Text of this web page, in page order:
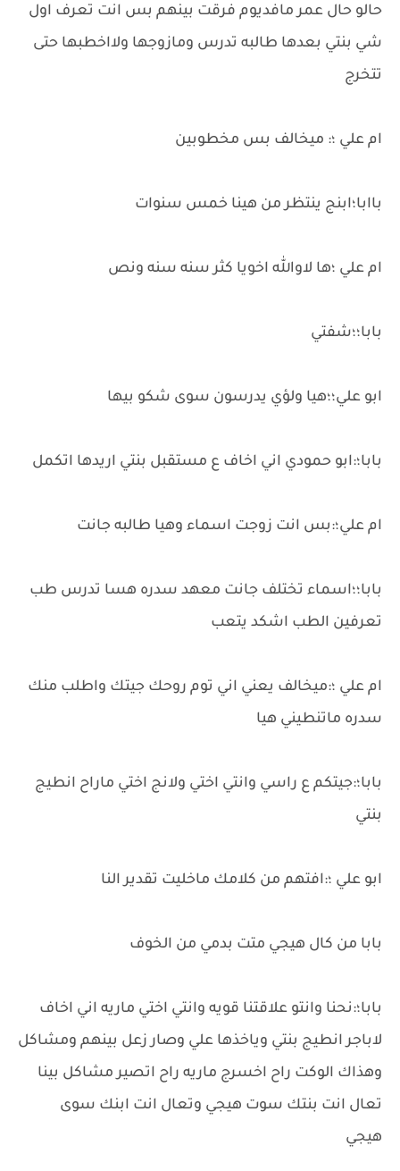
حالو حال عمر مافديوم فرقت بينهم بس انت تعرف اول
شي بنتي بعدها طالبه تدرس ومازوجها ولااخطبها حتى
تتخرج
ام علي ؛: ميخالف بس مخطوبين
باابا؛ابنج ينتظر من هينا خمس سنوات
ام علي ؛ها لاوالله اخويا كثر سنه سنه ونص
بابا؛؛شفتي
ابو علي؛؛هيا ولؤي يدرسون سوى شكو بيها
بابا؛:ابو حمودي اني اخاف ع مستقبل بنتي اريدها اتكمل
ام علي؛:بس انت زوجت اسماء وهيا طالبه جانت
بابا؛؛اسماء تختلف جانت معهد سدره هسا تدرس طب
تعرفين الطب اشكد يتعب
ام علي ؛:ميخالف يعني اني توم روحك جيتك واطلب منك
سدره ماتنطيني هيا
بابا؛:جيتكم ع راسي وانتي اختي ولانج اختي ماراح انطيج
بنتي
ابو علي ؛:افتهم من كلامك ماخليت تقدير النا
بابا من كال هيجي متت بدمي من الخوف
بابا؛:نحنا وانتو علاقتنا قويه وانتي اختي ماريه اني اخاف
لاباجر انطيج بنتي وياخذها علي وصار زعل بينهم ومشاكل
وهذاك الوكت راح اخسرج ماريه راح اتصير مشاكل بينا
تعال انت بنتك سوت هيجي وتعال انت ابنك سوى
هيجي